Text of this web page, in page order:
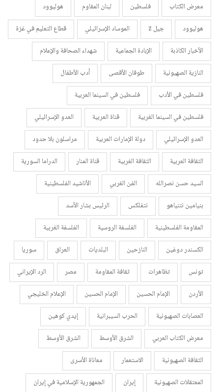
معرض الكتاب
فلسطين لبنان المقاوم
هوليوود
هوليوود
جيل z الموساد الإسرائيلي
قطاع التعليم في غزة
الأخبار الكاذبة
الإبادة الجماعية
شهداء الصحافة والإعلام
النازية الصهيونية
طوفان الأقصى
أدب الأطفال
فلسطين في الأدب
فلسطين في السينما العربية
فلسطين في السينما الغربية
قناة العربية
العدو الإسرائيلي
العدو الإسرائيلي
دولة الإمارات العربية
مراسلون بلا حدود
الثقافة العربية
الثقافة الغربية قناة المنار
الدراما السورية
السيد حسن نصرالله
الفن الغربي
الأناشيد الفلسطينية
بنيامين نتنياهو
نتفلكس
الرئيس بشار الأسد
المقاومة الفلسطينية
الفلسفة الروسية
الفلسفة الغربية
الكسندر دوغين
النازحين البلديات العراق
سوريا
تونس
تظاهرات ثقافة المقاومة مصر
الرد الإيراني
الأردن
الإمام الحسين الإمام الحسين
الإعلام الخليجي
العصابات الصهيونية
الحرب السيبرانية
إيدي كوهين
معرض الكتاب العربي
الشرق الأوسط
الشرق الأوسط
الثقافة الصهيونية
الاستعمار
معاناة الأسرى
المعتقلات الصهيونية
إيران
الجمهورية الإسلامية في إيران